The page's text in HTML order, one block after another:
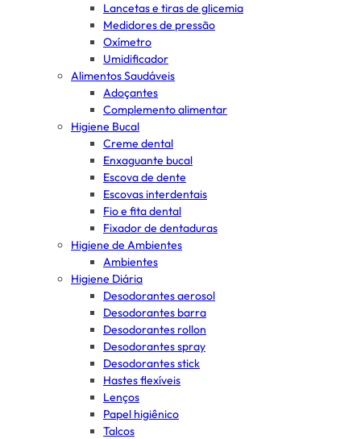
Lancetas e tiras de glicemia
Medidores de pressão
Oxímetro
Umidificador
Alimentos Saudáveis
Adoçantes
Complemento alimentar
Higiene Bucal
Creme dental
Enxaguante bucal
Escova de dente
Escovas interdentais
Fio e fita dental
Fixador de dentaduras
Higiene de Ambientes
Ambientes
Higiene Diária
Desodorantes aerosol
Desodorantes barra
Desodorantes rollon
Desodorantes spray
Desodorantes stick
Hastes flexíveis
Lenços
Papel higiênico
Talcos